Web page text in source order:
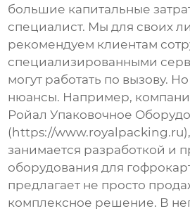
большие капитальные
специалист. Мы для своих
рекомендуем клиентам
специализированными
могут работать по вызову.
нюансы. Например,
Ройал Упаковочное
( https://www.royalpacking.ru
занимается разработкой и
оборудования для
предлагает не просто
комплексное решение. В